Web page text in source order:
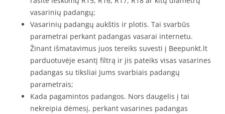
vasarinių padangų;
Vasarinių padangų aukštis ir plotis. Tai svarbūs
parametrai perkant padangas vasarai internetu.
Žinant išmatavimus juos tereiks suvesti į Beepunkt.lt
parduotuvėje esantį filtrą ir jis pateiks visas vasarines
padangas su tiksliai Jums svarbiais padangų
parametrais;
Kada pagamintos padangos. Nors daugelis į tai
nekreipia dėmesį, perkant vasarines padangas